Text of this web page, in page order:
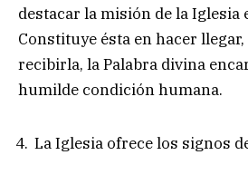
destacar la misión de la Iglesia
Constituye ésta en hacer
recibirla, la Palabra divina
humilde condición humana.
La Iglesia ofrece los signos